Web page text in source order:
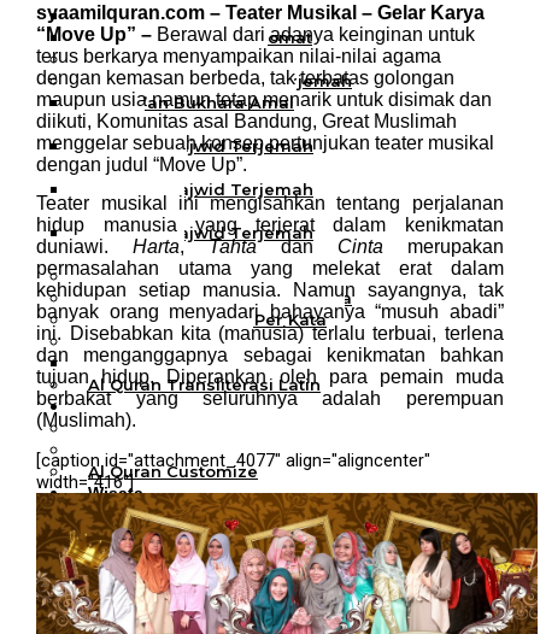
Al Quran Haji Umrah
Mushaf Tilawah Maqomat
Al Quran Terjemah
Al Quran Tajwid dan Terjemah
Al-Qur’an Bukhara Amal
Harian
Al Quran Tajwid Terjemah
Bukhara A6
Al Quran Tajwid Terjemah
Bukhara A5
Al Quran Tajwid Terjemah
Bukhara B5
Al Quran Spesial Wanita
Al Quran Spesial Wanita Azalia
Al Quran Terjemah Per Kata
Al Quran Tilawah
Mushaf Tilawah Quba
Al Quran Transliterasi Latin
Kemitraan
Rumah Syaamil
Wholesale & Retail
Al Quran Customize
Wisata
Quran
Apa itu Wisata Quran?
Pelatihan
Kequranan
Apa itu Pelatihan Quran?
Trainer Syaamil Quran
syaamilquran.com – Teater Musikal – Gelar Karya
“Move Up” – Berawal dari adanya keinginan untuk
terus berkarya menyampaikan nilai-nilai agama
dengan kemasan berbeda, tak terbatas golongan
maupun usia namun tetap menarik untuk disimak dan
diikuti, Komunitas asal Bandung, Great Muslimah
menggelar sebuah konsep pertunjukan teater musikal
dengan judul “Move Up”.
Teater musikal ini mengisahkan tentang perjalanan
hidup manusia yang terjerat dalam kenikmatan
duniawi.Harta,Tahtadan Cintamerupakan
permasalahan utama yang melekat erat dalam
kehidupan setiap manusia. Namun sayangnya, tak
banyak orang menyadari bahayanya “musuh abadi”
ini. Disebabkan kita (manusia) terlalu terbuai, terlena
dan menganggapnya sebagai kenikmatan bahkan
tujuan hidup. Diperankan oleh para pemain muda
berbakat yang seluruhnya adalah perempuan
(Muslimah).
[caption id="attachment_4077" align="aligncenter"
width="416"]